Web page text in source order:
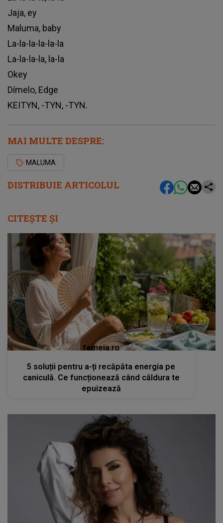
DISTRIBUIE ARTICOLUL
Jaja, ey
Maluma, baby
La-la-la-la-la-la
La-la-la-la, la-la
Okey
Dímelo, Edge
KEITYN, -TYN, -TYN.
MAI MULTE DESPRE:
MALUMA
CITEȘTE ȘI
femeia.ro
5 soluții pentru a-ți recăpăta energia pe
caniculă. Ce funcționează când căldura te
epuizează